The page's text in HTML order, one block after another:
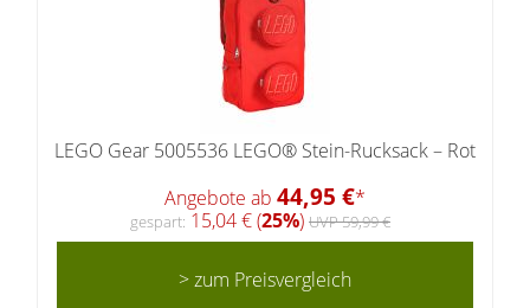
LEGO Gear 5005536 LEGO® Stein-Rucksack – Rot
Angebote ab 44,95 €*
gespart: 15,04 € (25%) UVP 59,99 €
> zum Preisvergleich